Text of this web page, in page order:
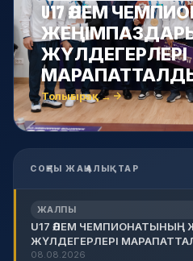
U17 ӘЛЕМ
ЖҮЛДЕГЕРЛЕРІ
Толығырақ →
СОҢҒЫ ЖАҢАЛЫҚТАР
ЖАЛПЫ
U17 ӘЛЕМ
ЖҮЛДЕГЕРЛЕРІ
08.08.2026